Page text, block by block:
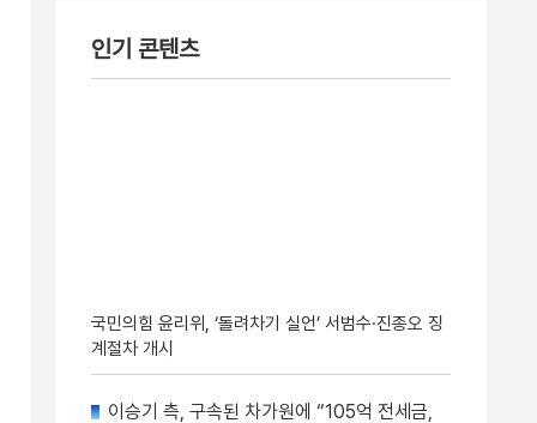
인기 콘텐츠
국민의힘 윤리위, ‘돌려차기 실언’ 서범수·진종오 징
계절차 개시
이승기 측, 구속된 차가원에 “105억 전세금,